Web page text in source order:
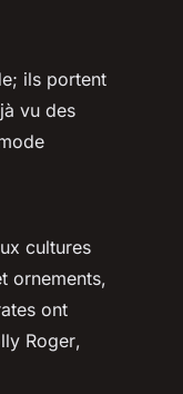
ils portent
vu des
cultures
ornements,
ont
Roger,